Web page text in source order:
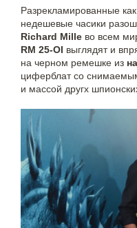
Разрекламированные
недешевые часики
Richard Mille во всем
RM 25-OI выглядят и
на черном ремешке из
циферблат со
и массой другх